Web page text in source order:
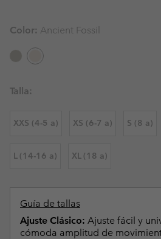
Color: Ancient Fossil
Talla:
XXS (4-5 a) XS (6-7 a) S (8 a)
L (14-16 a) XL (18 a)
Guía de tallas
Ajuste Clásico: Ajuste fácil y
cómoda amplitud de